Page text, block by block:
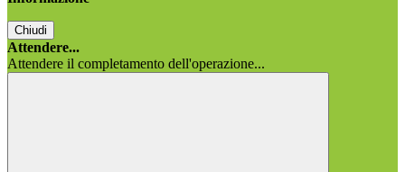
Chiudi
Attendere...
Attendere il completamento dell'operazione...